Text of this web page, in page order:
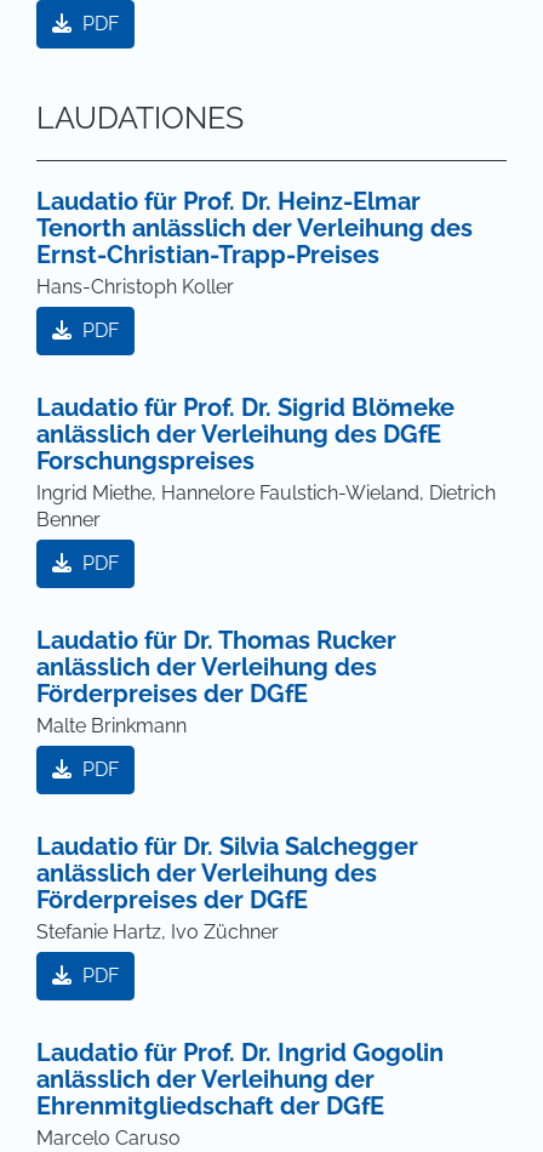
PDF
LAUDATIONES
Laudatio für Prof. Dr. Heinz-Elmar
Tenorth anlässlich der Verleihung des
Ernst-Christian-Trapp-Preises
Hans-Christoph Koller
PDF
Laudatio für Prof. Dr. Sigrid Blömeke
anlässlich der Verleihung des DGfE
Forschungspreises
Ingrid Miethe, Hannelore Faulstich-Wieland, Dietrich
Benner
PDF
Laudatio für Dr. Thomas Rucker
anlässlich der Verleihung des
Förderpreises der DGfE
Malte Brinkmann
PDF
Laudatio für Dr. Silvia Salchegger
anlässlich der Verleihung des
Förderpreises der DGfE
Stefanie Hartz, Ivo Züchner
PDF
Laudatio für Prof. Dr. Ingrid Gogolin
anlässlich der Verleihung der
Ehrenmitgliedschaft der DGfE
Marcelo Caruso